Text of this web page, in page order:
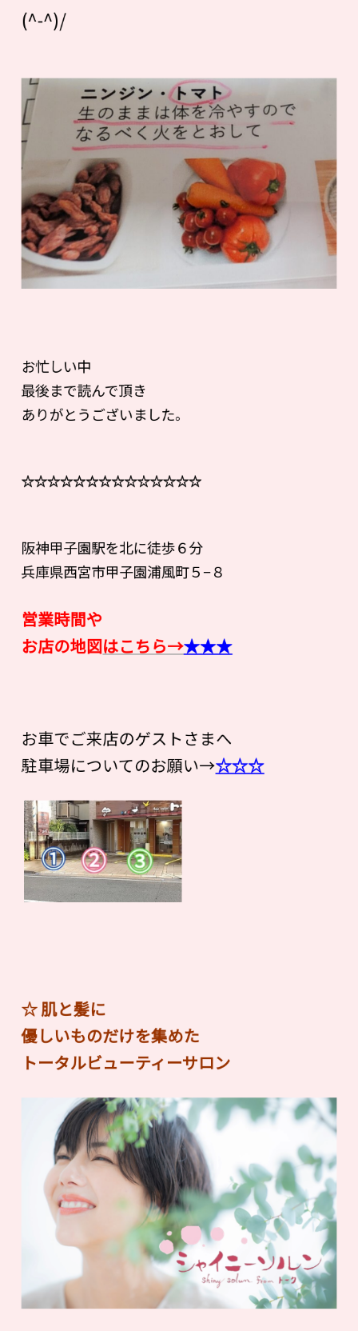
(^-^)/
お忙しい中
最後まで読んで頂き
ありがとうございました。
☆☆☆☆☆☆☆☆☆☆☆☆☆☆
阪神甲子園駅を北に徒歩６分
兵庫県西宮市甲子園浦風町５−８
営業時間や
お店の地図はこちら→★★★
お車でご来店のゲストさまへ
駐車場についてのお願い→☆☆☆
☆ 肌と髪に
優しいものだけを集めた
トータルビューティーサロン